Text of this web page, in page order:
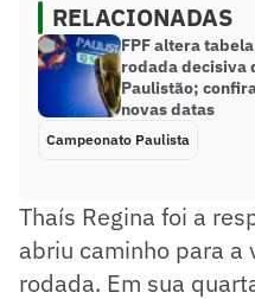
RELACIONADAS
FPF altera
rodada decisiva
Paulistão;
novas datas
Campeonato Paulista
Thaís Regina foi a
abriu caminho para a
rodada. Em sua